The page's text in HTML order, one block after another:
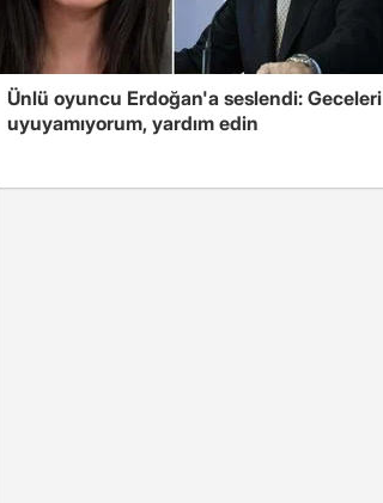
Ünlü oyuncu Erdoğan'a seslendi: Geceleri
uyuyamıyorum, yardım edin